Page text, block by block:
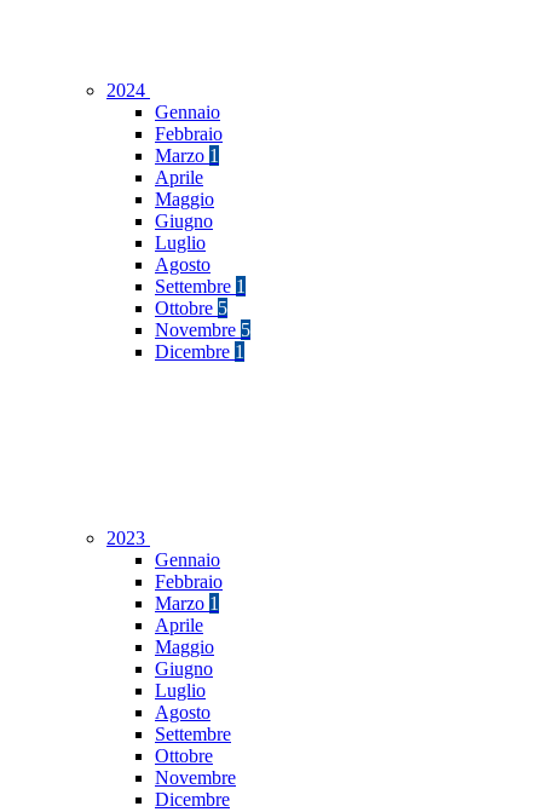
2024
Gennaio
Febbraio
Marzo 1
Aprile
Maggio
Giugno
Luglio
Agosto
Settembre 1
Ottobre 5
Novembre 5
Dicembre 1
2023
Gennaio
Febbraio
Marzo 1
Aprile
Maggio
Giugno
Luglio
Agosto
Settembre
Ottobre
Novembre
Dicembre